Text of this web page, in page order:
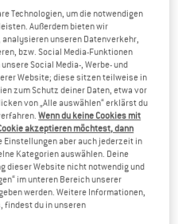
den Versandkosten. Öffnet sich in
Technologien, um die notwendigen
Außerdem bieten wir
unseren Datenverkehr,
bzw. Social Media-Funktionen
Social Media-, Werbe- und
Website; diese sitzen teilweise in
zum Schutz deiner Daten, etwa vor
von „Alle auswählen“ erklärst du
Wenn du keine Cookies mit
akzeptieren möchtest, dann
Einstellungen aber auch jederzeit in
Kategorien auswählen. Deine
dieser Website nicht notwendig und
im unteren Bereich unserer
werden. Weitere Informationen,
findest du in unseren